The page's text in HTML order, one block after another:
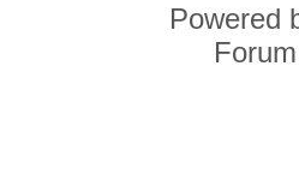
Powered